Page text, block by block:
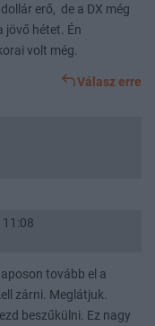
erő, de a DX még
jövő hétet. Én
volt még.
Válasz erre
tovább el a
zárni. Meglátjuk.
beszűkülni. Ez nagy